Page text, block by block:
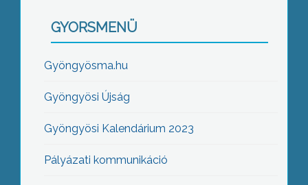
GYORSMENÜ
Gyöngyösma.hu
Gyöngyösi Újság
Gyöngyösi Kalendárium 2023
Pályázati kommunikáció